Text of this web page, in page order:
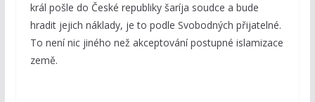
král pošle do České republiky šaríja soudce a bude
hradit jejich náklady, je to podle Svobodných přijatelné.
To není nic jiného než akceptování postupné islamizace
země.